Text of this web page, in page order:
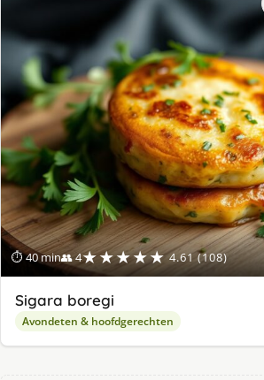
⏱ 40 min👥 4★★★★★ 4.61 (108)
Sigara boregi
Avondeten & hoofdgerechten